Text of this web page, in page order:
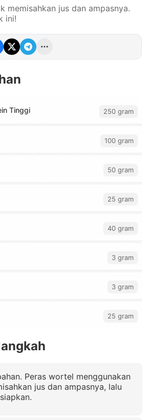
memisahkan jus dan ampasnya.
ini!
Tinggi 250 gram
100 gram
50 gram
25 gram
40 gram
3 gram
3 gram
25 gram
Peras wortel menggunakan
jus dan ampasnya, lalu